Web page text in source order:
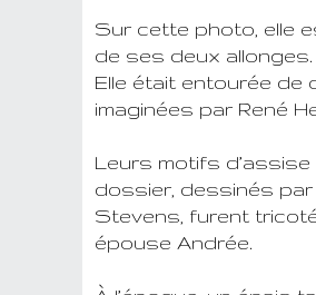
Sur cette photo, elle
de ses deux allonges.
Elle était entourée de
imaginées par René
Leurs motifs d’assise
dossier, dessinés par
Stevens, furent
épouse Andrée.